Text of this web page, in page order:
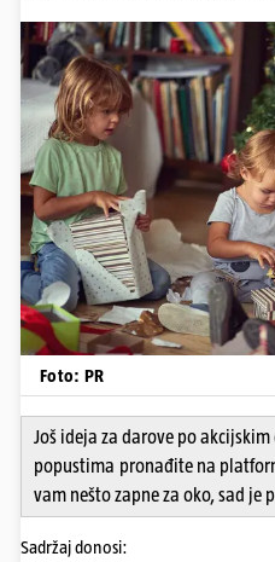
Foto: PR
Još ideja za darove po
popustima pronađite na
vam nešto zapne za oko, sad je
Sadržaj donosi: